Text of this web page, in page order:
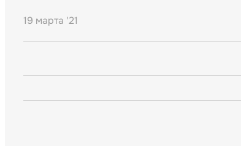
19 марта '21